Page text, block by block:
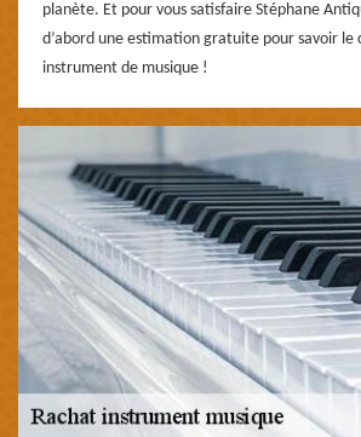
planète. Et pour vous satisfaire Stéphane
d’abord une estimation gratuite pour savoir le
instrument de musique !